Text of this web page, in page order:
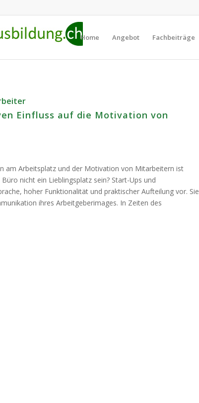
Home Angebot Fachbeiträge
Einfluss auf die Motivation von
am Arbeitsplatz und der Motivation von Mitarbeitern ist
nicht ein Lieblingsplatz sein? Start-Ups und
hoher Funktionalität und praktischer Aufteilung vor. Sie
ihres Arbeitgeberimages. In Zeiten des